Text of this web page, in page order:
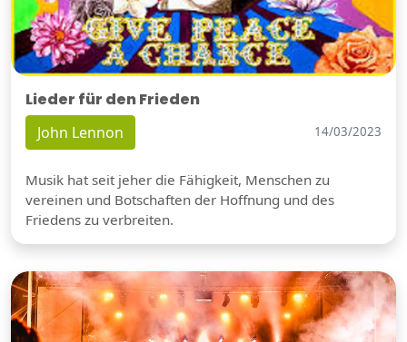
Lieder für den Frieden
John Lennon 14/03/2023
Musik hat seit jeher die Fähigkeit, Menschen zu
vereinen und Botschaften der Hoffnung und des
Friedens zu verbreiten.